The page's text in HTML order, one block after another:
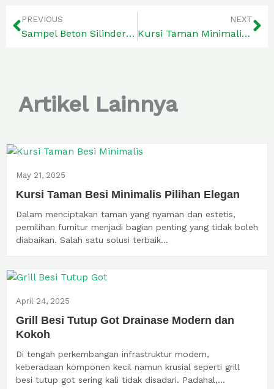
PREVIOUS
Sampel Beton Silinder Bahan Teruji Berkualitas
NEXT
Kursi Taman Minimalis Langsung Tangan Pertama
Artikel Lainnya
May 21, 2025
Kursi Taman Besi Minimalis Pilihan Elegan
Dalam menciptakan taman yang nyaman dan estetis,
pemilihan furnitur menjadi bagian penting yang tidak boleh
diabaikan. Salah satu solusi terbaik...
April 24, 2025
Grill Besi Tutup Got Drainase Modern dan
Kokoh
Di tengah perkembangan infrastruktur modern,
keberadaan komponen kecil namun krusial seperti grill
besi tutup got sering kali tidak disadari. Padahal,...